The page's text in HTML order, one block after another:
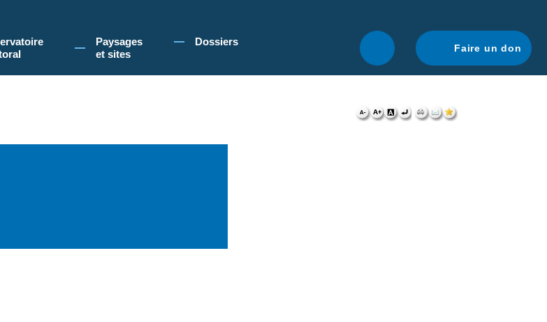
vous acceptez l'utilisation de cookies pour vous proposer une navigation optimale.
Paysages
et sites
Dossiers
Faire un don